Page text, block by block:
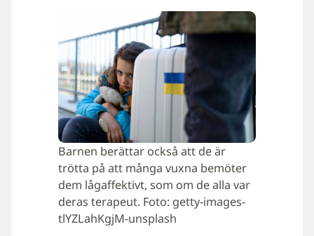
Barnen berättar också att de är
trötta på att många vuxna bemöter
dem lågaffektivt, som om de alla var
deras terapeut. Foto: getty-images-
tlYZLahKgjM-unsplash